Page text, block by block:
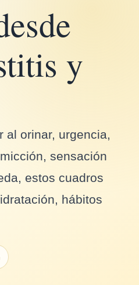
y
orinar, urgencia,
sensación
estos cuadros
hábitos